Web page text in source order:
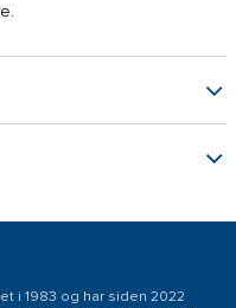
i 1983 og har siden 2022